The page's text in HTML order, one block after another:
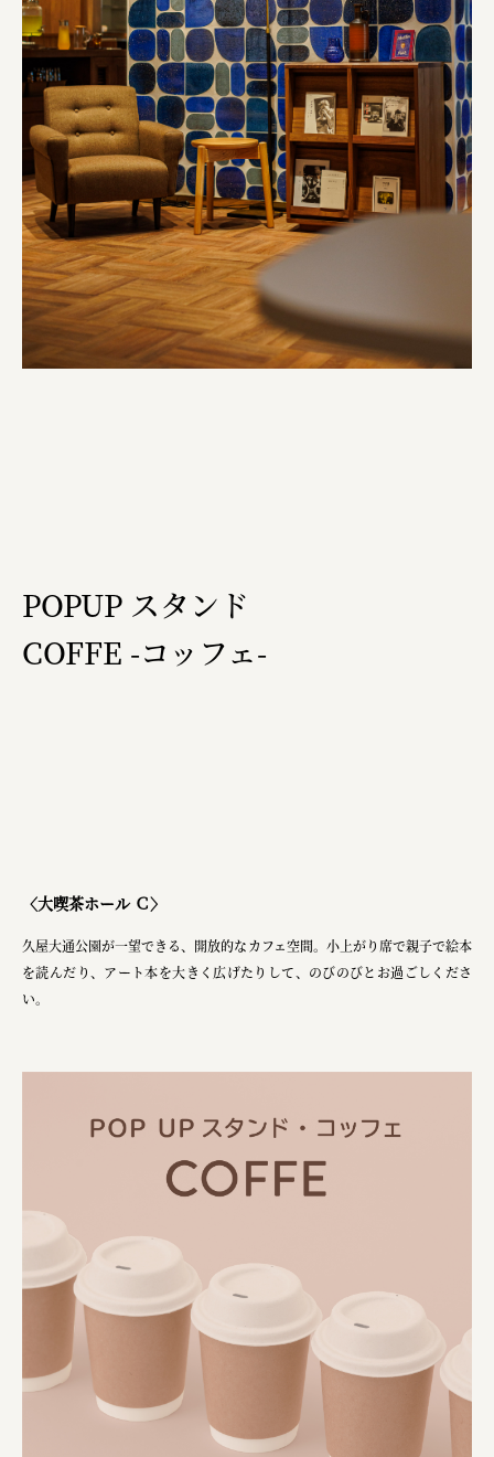
POPUP スタンド
COFFE -コッフェ-
〈大喫茶ホール Ｃ〉
久屋大通公園が一望できる、開放的なカフェ空間。小上がり席で親子で絵本
を読んだり、アート本を大きく広げたりして、のびのびとお過ごしくださ
い。